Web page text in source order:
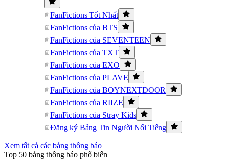
FanFictions Tốt Nhất
FanFictions của BTS
FanFictions của SEVENTEEN
FanFictions của TXT
FanFictions của EXO
FanFictions của PLAVE
FanFictions của BOYNEXTDOOR
FanFictions của RIIZE
FanFictions của Stray Kids
Đăng ký Bảng Tin Người Nổi Tiếng
Xem tất cả các bảng thông báo
Top 50 bảng thông báo phổ biến